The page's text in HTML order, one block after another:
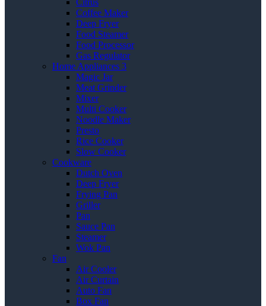
Citrus
Coffee Maker
Deep Fryer
Food Steamer
Food Processor
Gas Regulator
Home Appliances 3
Magic Jar
Meat Grinder
Mixer
Multi Cooker
Noodle Maker
Presto
Rice Cooker
Slow Cooker
Cookware
Dutch Oven
Deep Fryer
Frying Pan
Griller
Pan
Sauce Pan
Steamer
Wok Pan
Fan
Air Cooler
Air Curtain
Auto Fan
Box Fan